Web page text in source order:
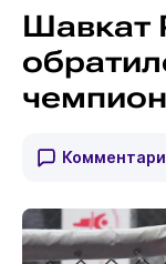
Шавкат